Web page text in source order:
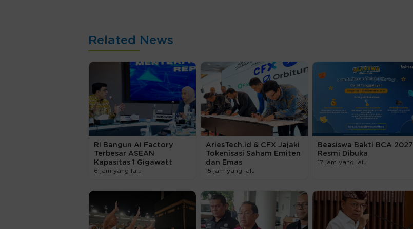
Related News
RI Bangun AI Factory
Terbesar ASEAN
Kapasitas 1 Gigawatt
6 jam yang lalu
AriesTech.id & CFX Jajaki
Tokenisasi Saham Emiten
dan Emas
15 jam yang lalu
Beasiswa Bakti BCA 2027
Resmi Dibuka
17 jam yang lalu